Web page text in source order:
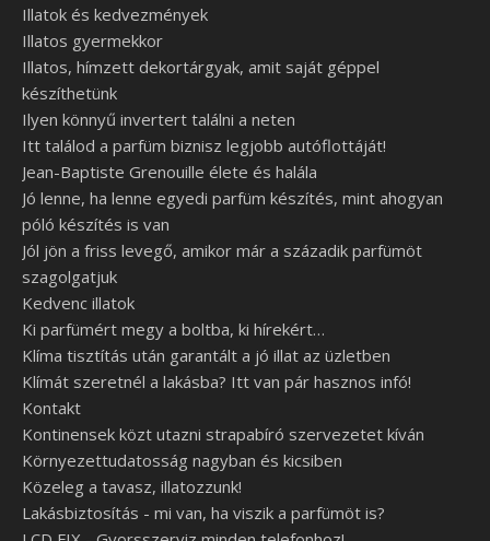
Illatok és kedvezmények
Illatos gyermekkor
Illatos, hímzett dekortárgyak, amit saját géppel
készíthetünk
Ilyen könnyű invertert találni a neten
Itt találod a parfüm biznisz legjobb autóflottáját!
Jean-Baptiste Grenouille élete és halála
Jó lenne, ha lenne egyedi parfüm készítés, mint ahogyan
póló készítés is van
Jól jön a friss levegő, amikor már a századik parfümöt
szagolgatjuk
Kedvenc illatok
Ki parfümért megy a boltba, ki hírekért…
Klíma tisztítás után garantált a jó illat az üzletben
Klímát szeretnél a lakásba? Itt van pár hasznos infó!
Kontakt
Kontinensek közt utazni strapabíró szervezetet kíván
Környezettudatosság nagyban és kicsiben
Közeleg a tavasz, illatozzunk!
Lakásbiztosítás - mi van, ha viszik a parfümöt is?